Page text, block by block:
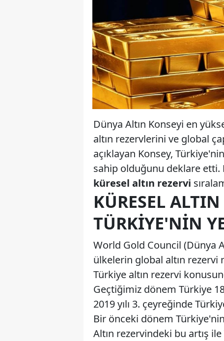
Dünya Altın Konseyi en
altın rezervlerini ve global
açıklayan Konsey,
sahip olduğunu deklare etti.
küresel altın rezervi
KÜRESEL
TÜRKIYE'NIN
World Gold Council (Dünya
ülkelerin global altın rezervi
Türkiye altın rezervi
Geçtiğimiz dönem Türkiye
2019 yılı 3. çeyreğinde
Bir önceki dönem
Altın rezervindeki bu artış